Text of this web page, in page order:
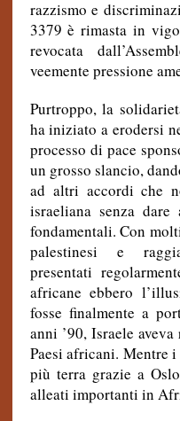
razzismo e
3379 è rimasta in
revocata
veemente pressione
Purtroppo, la
ha iniziato a erodersi
processo di pace
un grosso slancio,
ad altri accordi che
israeliana senza
fondamentali. Con
palestinesi e
presentati
africane ebbero
fosse finalmente a
anni ’90, Israele
Paesi africani. Mentre
più terra grazie a
alleati importanti in